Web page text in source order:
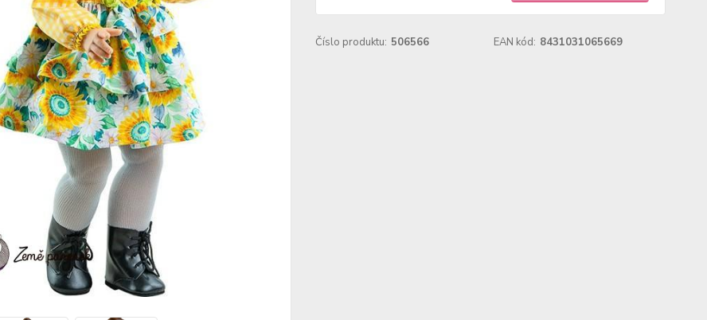
Číslo produktu: 506566 EAN kód: 8431031065669